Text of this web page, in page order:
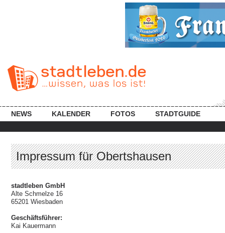
NEWS KALENDER FOTOS STADTGUIDE
Impressum für Obertshausen
stadtleben GmbH
Alte Schmelze 16
65201 Wiesbaden
Geschäftsführer:
Kai Kauermann